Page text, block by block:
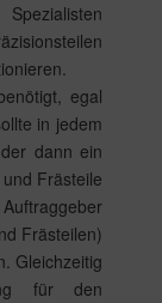
egal
in jedem
dann ein
Frästeile
Frästeilen)
Gleichzeitig
für den